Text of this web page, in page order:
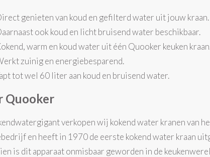
genieten van koud en gefilterd water uit jouw kraan.
ook koud en licht bruisend water beschikbaar.
warm en koud water uit één Quooker keuken
zuinig en energiebesparend.
tot wel 60 liter aan koud en bruisend water.
Quooker
verkopen wij kokend water kranen van
en heeft in 1970 de eerste kokend water kraan
is dit apparaat onmisbaar geworden in de